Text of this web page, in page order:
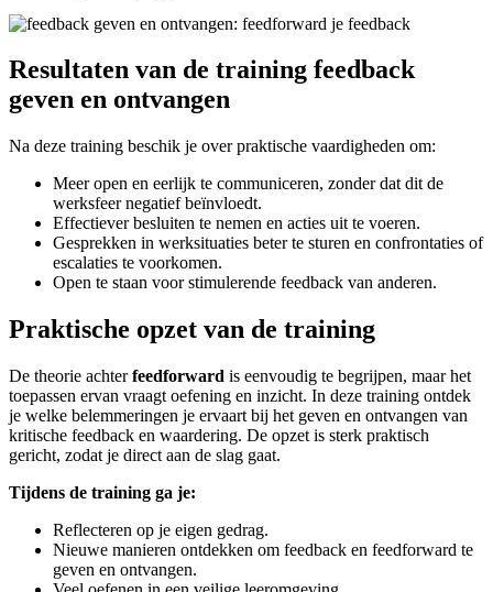
Resultaten van de training feedback
geven en ontvangen
Na deze training beschik je over praktische vaardigheden om:
Meer open en eerlijk te communiceren, zonder dat dit de
werksfeer negatief beïnvloedt.
Effectiever besluiten te nemen en acties uit te voeren.
Gesprekken in werksituaties beter te sturen en confrontaties of
escalaties te voorkomen.
Open te staan voor stimulerende feedback van anderen.
Praktische opzet van de training
De theorie achterfeedforward is eenvoudig te begrijpen, maar het
toepassen ervan vraagt oefening en inzicht. In deze training ontdek
je welke belemmeringen je ervaart bij het geven en ontvangen van
kritische feedback en waardering. De opzet is sterk praktisch
gericht, zodat je direct aan de slag gaat.
Tijdens de training ga je:
Reflecteren op je eigen gedrag.
Nieuwe manieren ontdekken om feedback en feedforward te
geven en ontvangen.